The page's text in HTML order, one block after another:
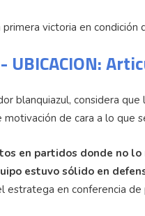
victoria en
UBICACION:
blanquiazul, considera
de cara a lo que
en partidos donde no
estuvo sólido en
estratega en conferencia de